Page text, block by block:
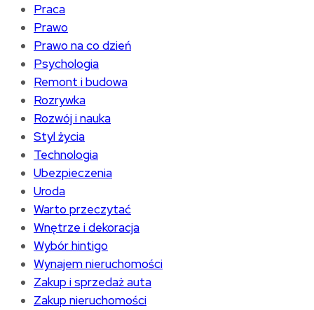
Praca
Prawo
Prawo na co dzień
Psychologia
Remont i budowa
Rozrywka
Rozwój i nauka
Styl życia
Technologia
Ubezpieczenia
Uroda
Warto przeczytać
Wnętrze i dekoracja
Wybór hintigo
Wynajem nieruchomości
Zakup i sprzedaż auta
Zakup nieruchomości